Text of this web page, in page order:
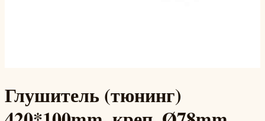
Глушитель (тюнинг)